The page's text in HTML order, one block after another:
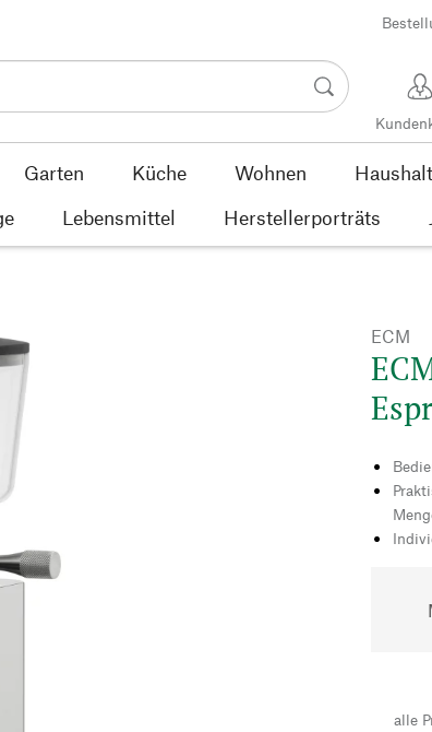
Garten Küche Wohnen Haushalt
Lebensmittel Herstellerporträts
ECM
alle